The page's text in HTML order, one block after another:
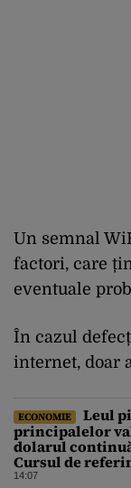
Un semnal
factori, care
eventuale
În cazul
internet, doar
ECONOMIE
Leul
principalelor
dolarul
Cursul de
pentru vineri de
14:07